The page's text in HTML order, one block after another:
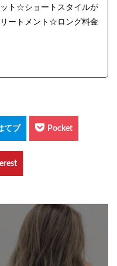
ト☆ショートスタイルが
ートメント☆ロング料金